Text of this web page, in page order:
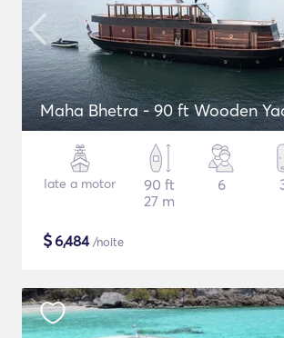
Maha Bhetra - 90 ft Wooden
Iate a motor
90 ft
27 m
6
$6,484/noite